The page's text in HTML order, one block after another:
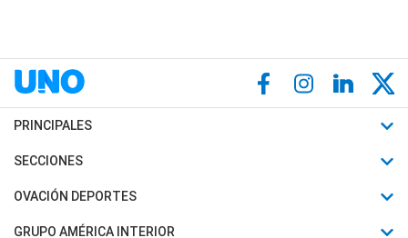
PRINCIPALES
Últimas Noticias
Política
SECCIONES
Horóscopo
Motores
OVACIÓN DEPORTES
Fútbol
GRUPO AMÉRICA INTERIOR